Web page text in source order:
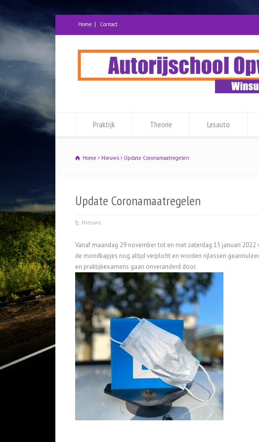
Home Contact
Praktijk Theorie Lesauto
Home Nieuws Update Coronamaatregelen
Update Coronamaatregelen
Nieuws
Vanaf maandag 29 november tot en met zaterdag 15 januari
de mondkapjes nog altijd verplicht en worden rijlessen
en praktijkexamens gaan onveranderd door.